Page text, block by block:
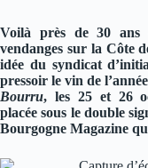
Voilà près de 30 ans
vendanges sur la Côte
idée du syndicat
pressoir le vin de
Bourru, les 25 et 26
placée sous le double
Bourgogne Magazine